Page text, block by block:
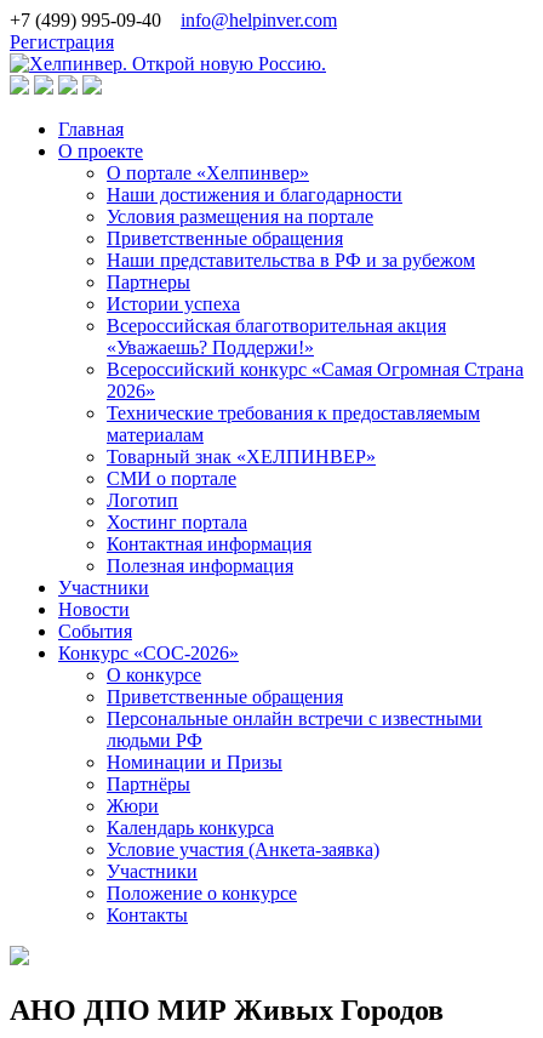
+7 (499) 995-09-40
info@helpinver.com
Регистрация
Главная
О проекте
О портале «Хелпинвер»
Наши достижения и благодарности
Условия размещения на портале
Приветственные обращения
Наши представительства в РФ и за рубежом
Партнеры
Истории успеха
Всероссийская благотворительная акция
«Уважаешь? Поддержи!»
Всероссийский конкурс «Самая Огромная Страна
2026»
Технические требования к предоставляемым
материалам
Товарный знак «ХЕЛПИНВЕР»
СМИ о портале
Логотип
Хостинг портала
Контактная информация
Полезная информация
Участники
Новости
События
Конкурс «СОС-2026»
О конкурсе
Приветственные обращения
Персональные онлайн встречи с известными
людьми РФ
Номинации и Призы
Партнёры
Жюри
Календарь конкурса
Условие участия (Анкета-заявка)
Участники
Положение о конкурсе
Контакты
АНО ДПО МИР Живых Городов